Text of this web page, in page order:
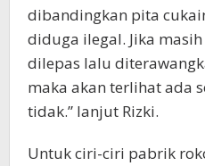
dibandingkan pita
diduga ilegal. Jika
dilepas lalu
maka akan terlihat ada
tidak.” lanjut Rizki.
Untuk ciri-ciri pabrik